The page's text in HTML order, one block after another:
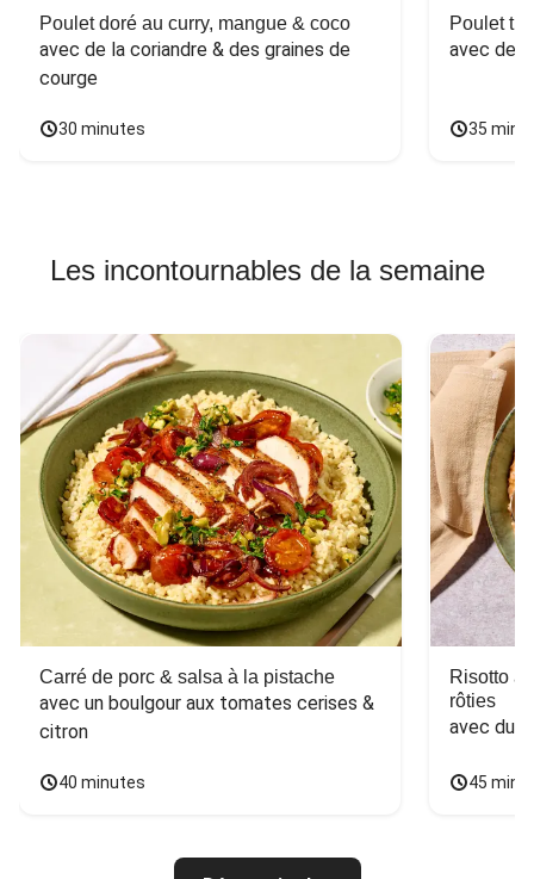
Poulet doré au curry, mangue & coco
avec de la coriandre & des graines de
courge
30 minutes
Poulet
avec des
35
Les incontournables de la semaine
Carré de porc & salsa à la pistache
avec un boulgour aux tomates cerises &
citron
40 minutes
Risotto
rôties
avec du
45